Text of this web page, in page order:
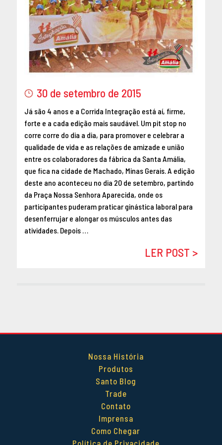
MAIO 2016
ABRIL 2016
MARÇO 2016
FEVEREIRO 2016
JANEIRO 2016
NOVEMBRO 2015
OUTUBRO 2015
SETEMBRO 2015
AGOSTO 2015
JULHO 2015
JUNHO 2015
ABRIL 2015
MARÇO 2015
FEVEREIRO 2015
JANEIRO 2015
30 de setembro de 2015
Já são 4 anos e a Corrida Integração está aí, firme,
forte e a cada edição mais saudável. Um pit stop no
corre corre do dia a dia, para promover e celebrar a
qualidade de vida e as relações de amizade e união
entre os colaboradores da fábrica da Santa Amália,
que fica na cidade de Machado, Minas Gerais. A edição
deste ano aconteceu no dia 20 de setembro, partindo
da Praça Nossa Senhora Aparecida, onde os
participantes puderam praticar ginástica laboral para
desenferrujar e alongar os músculos antes das
atividades. Depois …
LER POST >
Nossa História
Produtos
Santo Blog
Trade
Contato
Imprensa
Como Chegar